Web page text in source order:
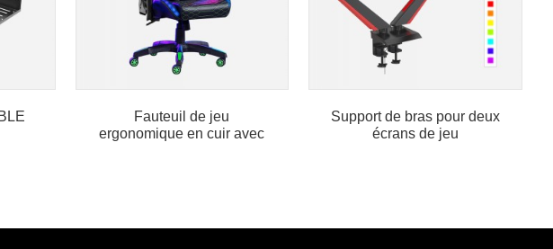
Fauteuil de jeu
ergonomique en cuir avec
Support de bras pour deux
écrans de jeu